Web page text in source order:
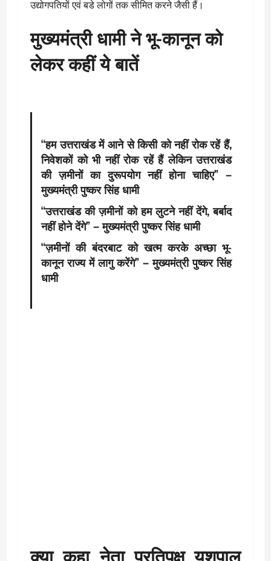
उद्योगपतियों एवं बडे लोगों तक सीमित करने जैसी हैं।
मुख्यमंत्री धामी ने भू-कानून को
लेकर कहीं ये बातें
“हम उत्तराखंड में आने से किसी को नहीं रोक रहें हैं,
निवेशकों को भी नहीं रोक रहें हैं लेकिन उत्तराखंड
की ज़मीनों का दुरूपयोग नहीं होना चाहिए” –
मुख्यमंत्री पुष्कर सिंह धामी
“उत्तराखंड की ज़मीनों को हम लुटने नहीं देंगे, बर्बाद
नहीं होने देंगे” – मुख्यमंत्री पुष्कर सिंह धामी
“ज़मीनों की बंदरबाट को खत्म करके अच्छा भू-
कानून राज्य में लागु करेंगे” – मुख्यमंत्री पुष्कर सिंह
धामी
क्या कहा नेता प्रतिपक्ष यशपाल